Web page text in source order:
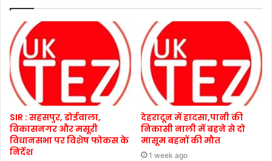
SIR : सहसपुर, डोईवाला,
विकासनगर और मसूरी
विधानसभा पर विशेष फोकस के
निर्देश
देहरादून में हादसा,पानी की
निकासी नाली में बहने से दो
मासूम बहनों की मौत
1 week ago